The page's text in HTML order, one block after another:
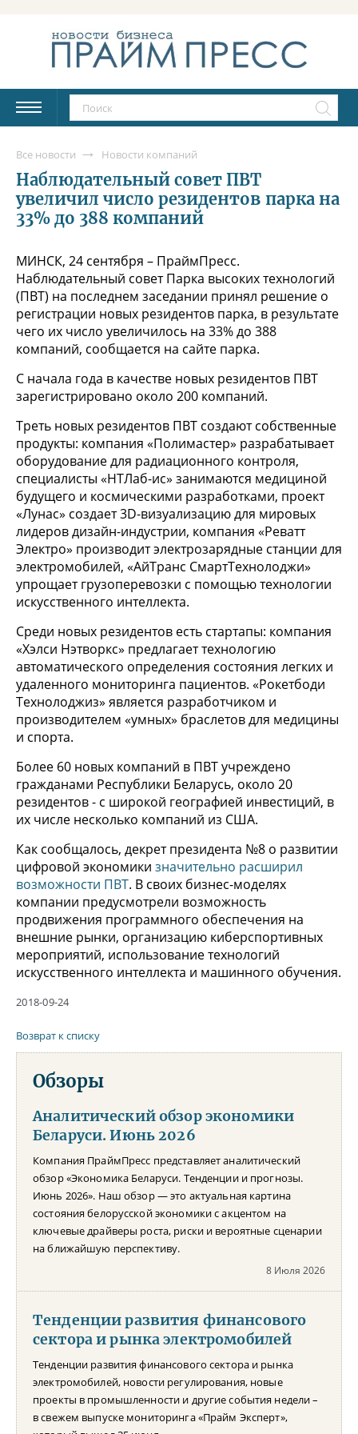
Все новости Новости компаний
Наблюдательный совет ПВТ
увеличил число резидентов парка на
33% до 388 компаний
МИНСК, 24 сентября – ПраймПресс.
Наблюдательный совет Парка высоких технологий
(ПВТ) на последнем заседании принял решение о
регистрации новых резидентов парка, в результате
чего их число увеличилось на 33% до 388
компаний, сообщается на сайте парка.
С начала года в качестве новых резидентов ПВТ
зарегистрировано около 200 компаний.
Треть новых резидентов ПВТ создают собственные
продукты: компания «Полимастер» разрабатывает
оборудование для радиационного контроля,
специалисты «НТЛаб-ис» занимаются медициной
будущего и космическими разработками, проект
«Лунас» создает 3D-визуализацию для мировых
лидеров дизайн-индустрии, компания «Реватт
Электро» производит электрозарядные станции для
электромобилей, «АйТранс СмартТехнолоджи»
упрощает грузоперевозки с помощью технологии
искусственного интеллекта.
Среди новых резидентов есть стартапы: компания
«Хэлси Нэтворкс» предлагает технологию
автоматического определения состояния легких и
удаленного мониторинга пациентов. «Рокетбоди
Технолоджиз» является разработчиком и
производителем «умных» браслетов для медицины
и спорта.
Более 60 новых компаний в ПВТ учреждено
гражданами Республики Беларусь, около 20
резидентов - с широкой географией инвестиций, в
их числе несколько компаний из США.
Как сообщалось, декрет президента №8 о развитии
цифровой экономики значительно расширил
возможности ПВТ. В своих бизнес-моделях
компании предусмотрели возможность
продвижения программного обеспечения на
внешние рынки, организацию киберспортивных
мероприятий, использование технологий
искусственного интеллекта и машинного обучения.
2018-09-24
Возврат к списку
Обзоры
Аналитический обзор экономики
Беларуси. Июнь 2026
Компания ПраймПресс представляет аналитический
обзор «Экономика Беларуси. Тенденции и прогнозы.
Июнь 2026». Наш обзор — это актуальная картина
состояния белорусской экономики с акцентом на
ключевые драйверы роста, риски и вероятные сценарии
на ближайшую перспективу.
8 Июля 2026
Тенденции развития финансового
сектора и рынка электромобилей
Тенденции развития финансового сектора и рынка
электромобилей, новости регулирования, новые
проекты в промышленности и другие события недели –
в свежем выпуске мониторинга «Прайм Эксперт»,